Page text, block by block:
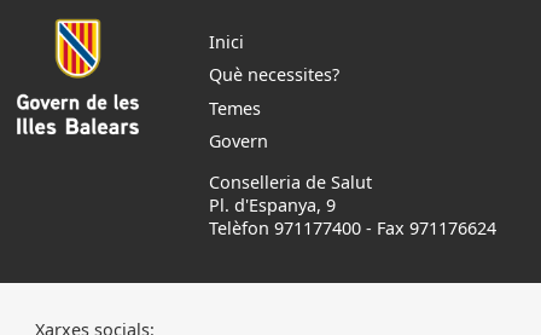
Inici
Què necessites?
Temes
Govern
Conselleria de Salut
Pl. d'Espanya, 9
Telèfon 971177400 - Fax 971176624
Xarxes socials: